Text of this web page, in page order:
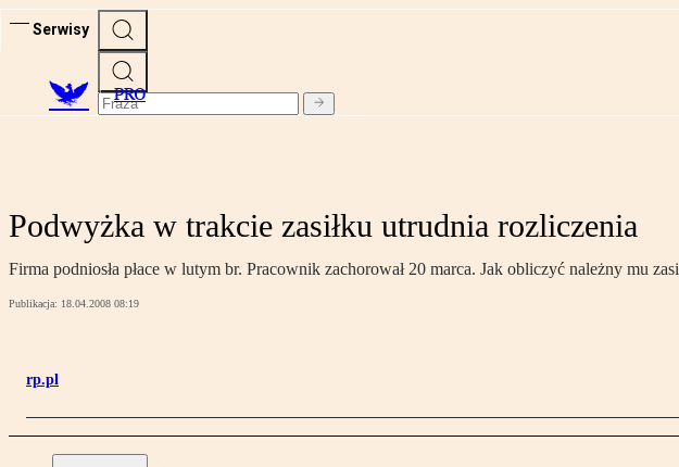
Serwisy
PRO
Podwyżka w trakcie zasiłku utrudnia rozliczenia
Firma podniosła płace w lutym br. Pracownik zachorował 20 marca. Jak obliczyć należny mu
Publikacja: 18.04.2008 08:19
rp.pl